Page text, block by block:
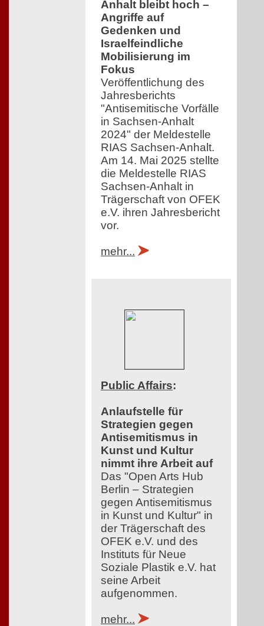
Anhalt bleibt hoch –
Angriffe auf
Gedenken und
Israelfeindliche
Mobilisierung im
Fokus
Veröffentlichung des
Jahresberichts
"Antisemitische Vorfälle
in Sachsen-Anhalt
2024" der Meldestelle
RIAS Sachsen-Anhalt.
Am 14. Mai 2025 stellte
die Meldestelle RIAS
Sachsen-Anhalt in
Trägerschaft von OFEK
e.V. ihren Jahresbericht
vor.
mehr...
Public Affairs:
Anlaufstelle für
Strategien gegen
Antisemitismus in
Kunst und Kultur
nimmt ihre Arbeit auf
Das "Open Arts Hub
Berlin – Strategien
gegen Antisemitismus
in Kunst und Kultur" in
der Trägerschaft des
OFEK e.V. und des
Instituts für Neue
Soziale Plastik e.V. hat
seine Arbeit
aufgenommen.
mehr...